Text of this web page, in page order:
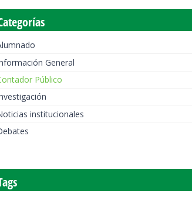
General
Público
institucionales